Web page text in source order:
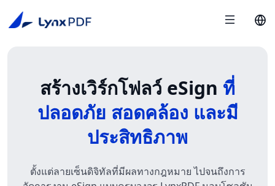
สร้างเวิร์กโฟลว์ eSign ที่
ปลอดภัย สอดคล้อง และมี
ประสิทธิภาพ
ตั้งแต่ลายเซ็นดิจิทัลที่มีผลทางกฎหมาย ไปจนถึงการ